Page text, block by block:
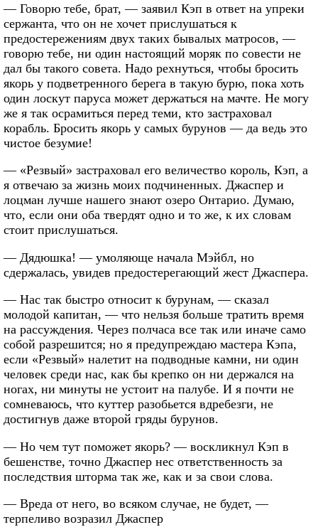
— Говорю тебе, брат, — заявил Кэп в ответ на упреки
сержанта, что он не хочет прислушаться к
предостережениям двух таких бывалых матросов, —
говорю тебе, ни один настоящий моряк по совести не
дал бы такого совета. Надо рехнуться, чтобы бросить
якорь у подветренного берега в такую бурю, пока хоть
один лоскут паруса может держаться на мачте. Не могу
же я так осрамиться перед теми, кто застраховал
корабль. Бросить якорь у самых бурунов — да ведь это
чистое безумие!
— «Резвый» застраховал его величество король, Кэп, а
я отвечаю за жизнь моих подчиненных. Джаспер и
лоцман лучше нашего знают озеро Онтарио. Думаю,
что, если они оба твердят одно и то же, к их словам
стоит прислушаться.
— Дядюшка! — умоляюще начала Мэйбл, но
сдержалась, увидев предостерегающий жест Джаспера.
— Нас так быстро относит к бурунам, — сказал
молодой капитан, — что нельзя больше тратить время
на рассуждения. Через полчаса все так или иначе само
собой разрешится; но я предупреждаю мастера Кэпа,
если «Резвый» налетит на подводные камни, ни один
человек среди нас, как бы крепко он ни держался на
ногах, ни минуты не устоит на палубе. И я почти не
сомневаюсь, что куттер разобьется вдребезги, не
достигнув даже второй гряды бурунов.
— Но чем тут поможет якорь? — воскликнул Кэп в
бешенстве, точно Джаспер нес ответственность за
последствия шторма так же, как и за свои слова.
— Вреда от него, во всяком случае, не будет, —
терпеливо возразил Джаспер